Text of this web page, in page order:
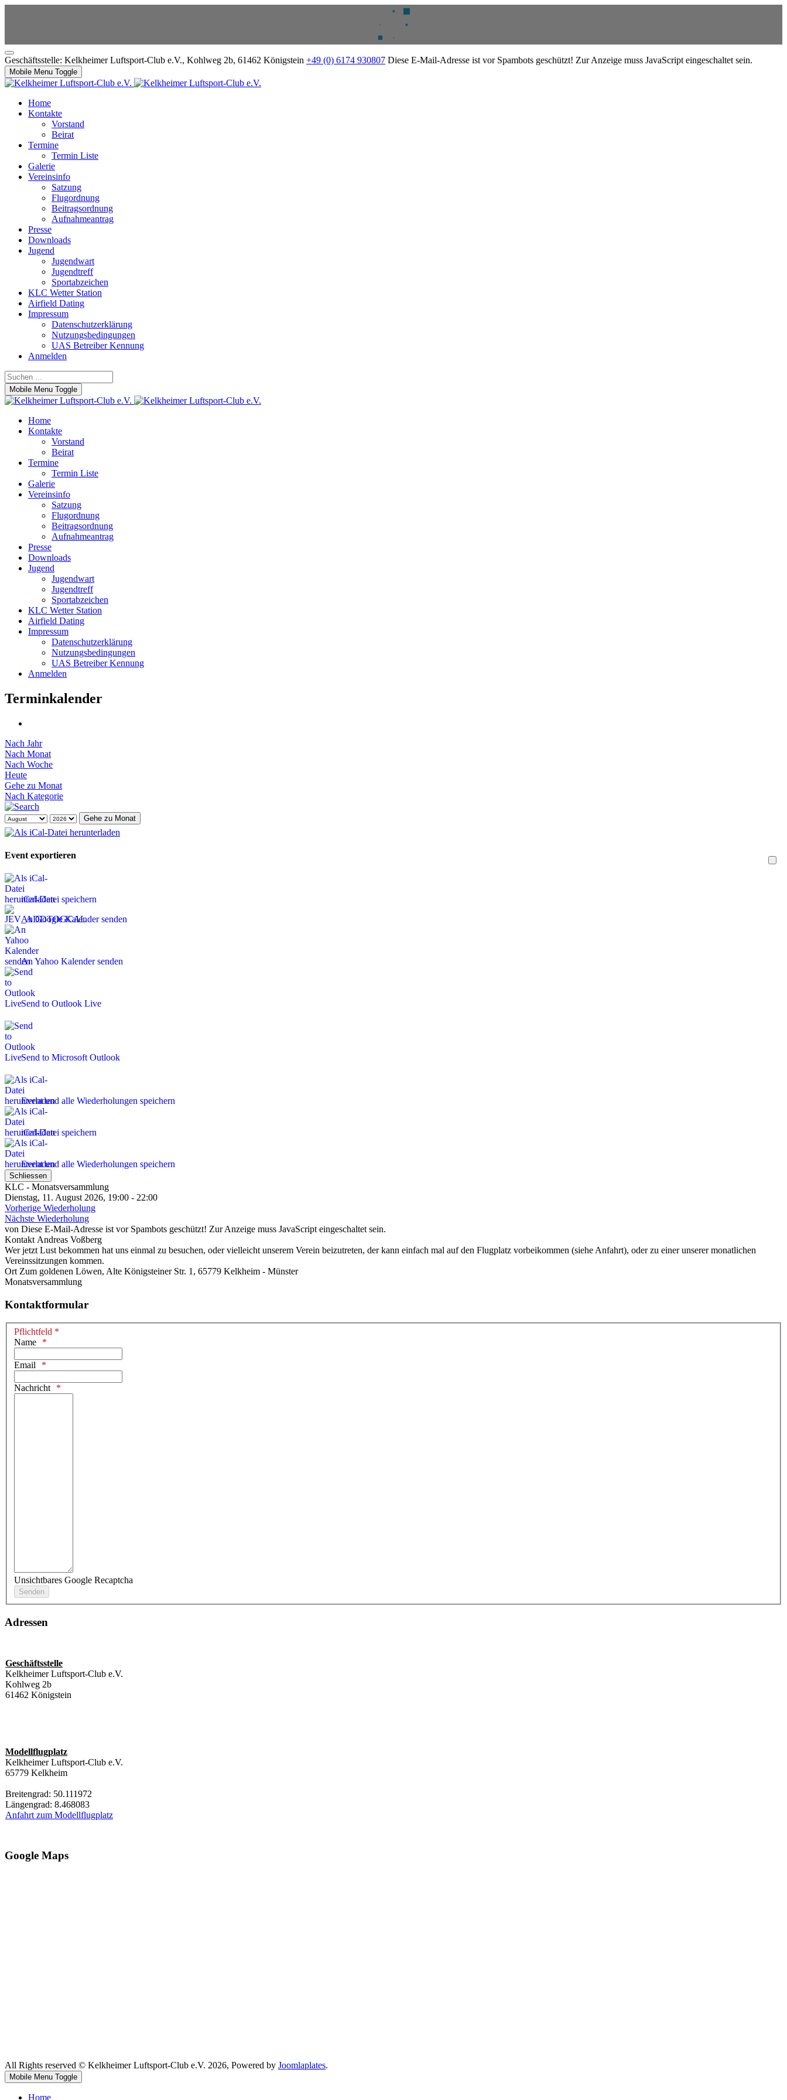
Geschäftsstelle: Kelkheimer Luftsport-Club e.V., Kohlweg 2b, 61462 Königstein +49 (0) 6174 930807 Diese E-Mail-Adresse ist vor Spambots geschützt! Zur Anzeige muss JavaScript eingeschaltet sein.
Mobile Menu Toggle
Home
Kontakte
Vorstand
Beirat
Termine
Termin Liste
Galerie
Vereinsinfo
Satzung
Flugordnung
Beitragsordnung
Aufnahmeantrag
Presse
Downloads
Jugend
Jugendwart
Jugendtreff
Sportabzeichen
KLC Wetter Station
Airfield Dating
Impressum
Datenschutzerklärung
Nutzungsbedingungen
UAS Betreiber Kennung
Anmelden
Mobile Menu Toggle
Home
Kontakte
Vorstand
Beirat
Termine
Termin Liste
Galerie
Vereinsinfo
Satzung
Flugordnung
Beitragsordnung
Aufnahmeantrag
Presse
Downloads
Jugend
Jugendwart
Jugendtreff
Sportabzeichen
KLC Wetter Station
Airfield Dating
Impressum
Datenschutzerklärung
Nutzungsbedingungen
UAS Betreiber Kennung
Anmelden
Terminkalender
Nach Jahr
Nach Monat
Nach Woche
Heute
Gehe zu Monat
Nach Kategorie
Gehe zu Monat
Event exportieren
iCal-Datei speichern
An Google Kalender senden
An Yahoo Kalender senden
Send to Outlook Live
Send to Microsoft Outlook
Event und alle Wiederholungen speichern
iCal-Datei speichern
Event und alle Wiederholungen speichern
Schliessen
KLC - Monatsversammlung
Dienstag, 11. August 2026, 19:00 - 22:00
Vorherige Wiederholung
Nächste Wiederholung
von Diese E-Mail-Adresse ist vor Spambots geschützt! Zur Anzeige muss JavaScript eingeschaltet sein.
Kontakt Andreas Voßberg
Wer jetzt Lust bekommen hat uns einmal zu besuchen, oder vielleicht unserem Verein beizutreten, der kann einfach mal auf den Flugplatz vorbeikommen (siehe Anfahrt), oder zu einer unserer monatlichen
Vereinssitzungen kommen.
Ort Zum goldenen Löwen, Alte Königsteiner Str. 1, 65779 Kelkheim - Münster
Monatsversammlung
Kontaktformular
Pflichtfeld *
Name
Email
Nachricht
Unsichtbares Google Recaptcha
Adressen
Geschäftsstelle
Kelkheimer Luftsport-Club e.V.
Kohlweg 2b
61462 Königstein
Modellflugplatz
Kelkheimer Luftsport-Club e.V.
65779 Kelkheim
Breitengrad: 50.111972
Längengrad: 8.468083
Anfahrt zum Modellflugplatz
Google Maps
All Rights reserved © Kelkheimer Luftsport-Club e.V. 2026, Powered by Joomlaplates.
Mobile Menu Toggle
Home